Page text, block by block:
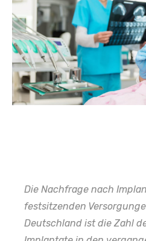
Die Nachfrage nach
festsitzenden
Deutschland ist die Zahl